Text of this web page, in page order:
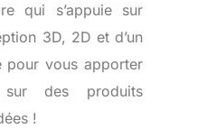
qui s’appuie sur
3D, 2D et d’un
pour vous apporter
sur des produits
!